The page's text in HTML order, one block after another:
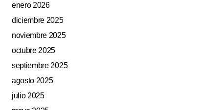
enero 2026
diciembre 2025
noviembre 2025
octubre 2025
septiembre 2025
agosto 2025
julio 2025